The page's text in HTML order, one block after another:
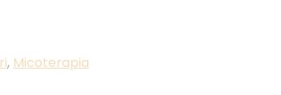
, Micoterapia